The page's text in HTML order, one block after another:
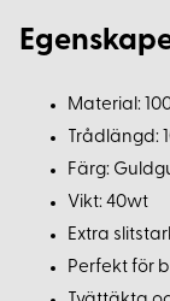
Material:
Trådlängd:
Färg:
Vikt: 40wt
Extra
Perfekt för